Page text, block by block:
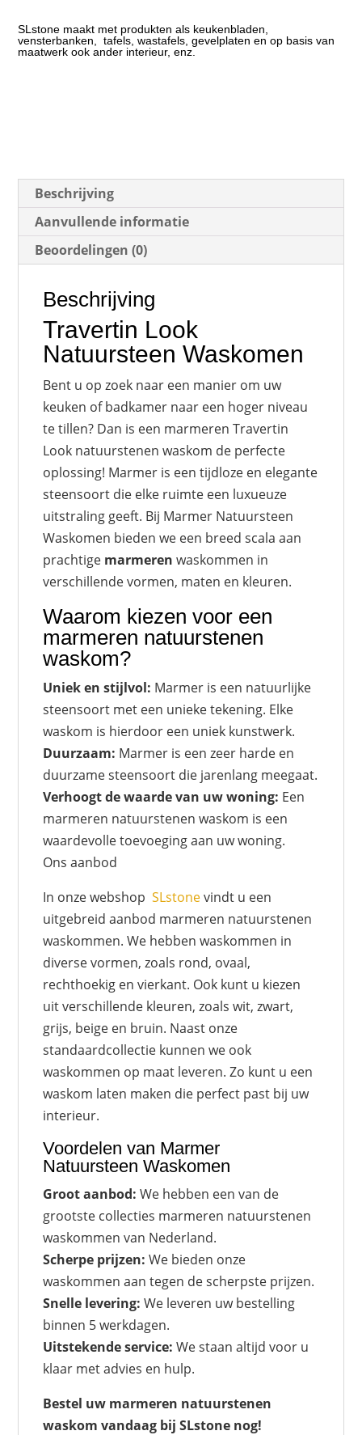
SLstone maakt met produkten als keukenbladen
vensterbanken , tafels, wastafels, gevelplaten en op basis van
maatwerk ook ander interieur, enz.
Beschrijving
Aanvullende informatie
Beoordelingen (0)
Beschrijving
Travertin Look
Natuursteen Waskomen
Bent u op zoek naar een manier om uw
keuken of badkamer naar een hoger niveau
te tillen? Dan is een marmeren Travertin
Look natuurstenen waskom de perfecte
oplossing! Marmer is een tijdloze en elegante
steensoort die elke ruimte een luxueuze
uitstraling geeft. Bij Marmer Natuursteen
Waskomen bieden we een breed scala aan
prachtige marmeren waskommen in
verschillende vormen, maten en kleuren.
Waarom kiezen voor een
marmeren natuurstenen
waskom?
Uniek en stijlvol: Marmer is een natuurlijke
steensoort met een unieke tekening. Elke
waskom is hierdoor een uniek kunstwerk.
Duurzaam: Marmer is een zeer harde en
duurzame steensoort die jarenlang meegaat.
Verhoogt de waarde van uw woning: Een
marmeren natuurstenen waskom is een
waardevolle toevoeging aan uw woning.
Ons aanbod
In onze webshopSLstonevindt u een
uitgebreid aanbod marmeren natuurstenen
waskommen. We hebben waskommen in
diverse vormen, zoals rond, ovaal,
rechthoekig en vierkant. Ook kunt u kiezen
uit verschillende kleuren, zoals wit, zwart,
grijs, beige en bruin. Naast onze
standaardcollectie kunnen we ook
waskommen op maat leveren. Zo kunt u een
waskom laten maken die perfect past bij uw
interieur.
Voordelen van Marmer
Natuursteen Waskomen
Groot aanbod: We hebben een van de
grootste collecties marmeren natuurstenen
waskommen van Nederland.
Scherpe prijzen: We bieden onze
waskommen aan tegen de scherpste prijzen.
Snelle levering: We leveren uw bestelling
binnen 5 werkdagen.
Uitstekende service: We staan altijd voor u
klaar met advies en hulp.
Bestel uw marmeren natuurstenen
waskom vandaag bij SLstone nog!